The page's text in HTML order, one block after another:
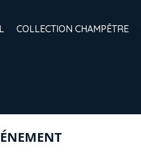
COLLECTION CHAMPÊTRE